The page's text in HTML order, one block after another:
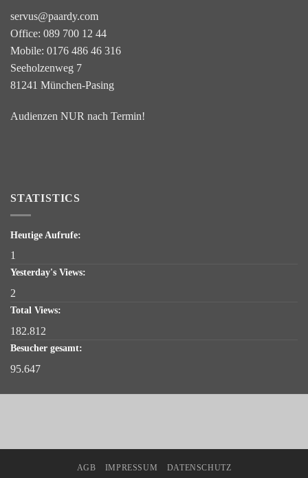
servus@paardy.com
Office: 089 700 12 44
Mobile: 0176 486 46 316
Seeholzenweg 7
81241 München-Pasing
Audienzen NUR nach Termin!
STATISTICS
Heutige Aufrufe:
1
Yesterday's Views:
2
Total Views:
182.812
Besucher gesamt:
95.647
AGB IMPRESSUM DATENSCHUTZ